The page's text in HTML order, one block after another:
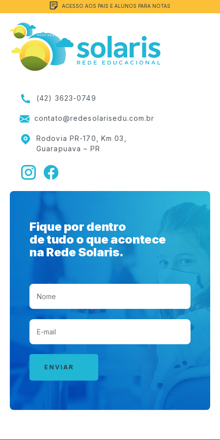
ACESSO AOS PAIS E ALUNOS PARA NOTAS
(42) 3623-0749
contato@redesolarisedu.com.br
Rodovia PR-170, Km 03,
Guarapuava – PR
Fique por dentro
de tudo o que acontece
na Rede Solaris.